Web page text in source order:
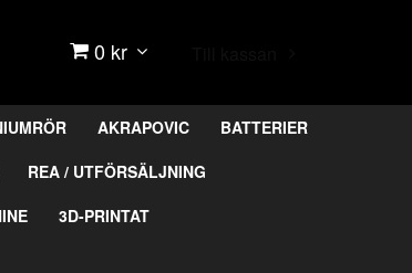
0 kr
AKRAPOVIC
BATTERIER
REA / UTFÖRSÄLJNING
3D-PRINTAT